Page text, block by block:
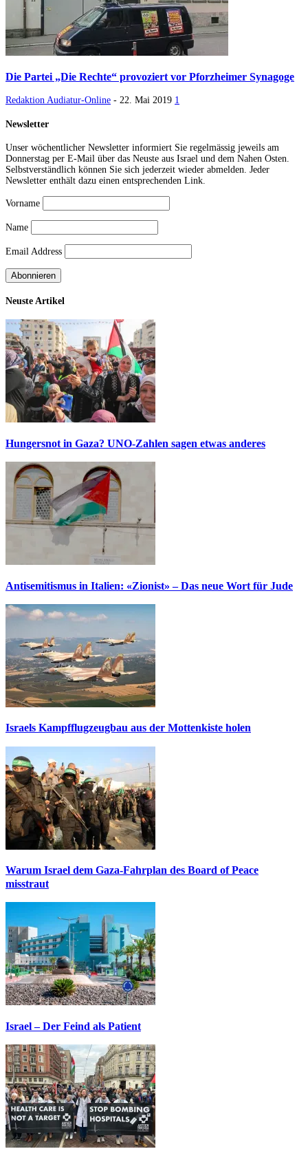
Die Partei „Die Rechte“ provoziert vor Pforzheimer Synagoge
Redaktion Audiatur-Online - 22. Mai 2019 1
Newsletter
Unser wöchentlicher Newsletter informiert Sie regelmässig jeweils am
Donnerstag per E-Mail über das Neuste aus Israel und dem Nahen Osten.
Selbstverständlich können Sie sich jederzeit wieder abmelden. Jeder
Newsletter enthält dazu einen entsprechenden Link.
Vorname
Name
Email Address
Neuste Artikel
Hungersnot in Gaza? UNO-Zahlen sagen etwas anderes
Antisemitismus in Italien: «Zionist» – Das neue Wort für Jude
Israels Kampfflugzeugbau aus der Mottenkiste holen
Warum Israel dem Gaza-Fahrplan des Board of Peace
misstraut
Israel – Der Feind als Patient